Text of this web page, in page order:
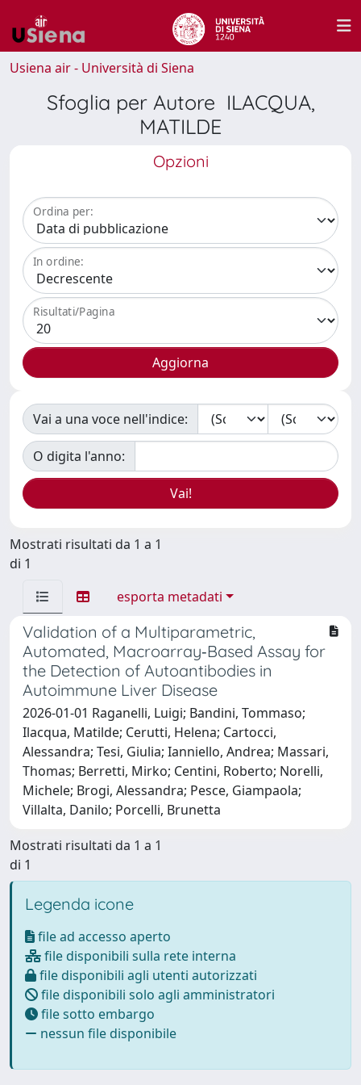
Usiena air - Università di Siena
Sfoglia per Autore ILACQUA,
MATILDE
Opzioni
Ordina per:
In ordine:
Risultati/Pagina
Vai a una voce nell'indice:
O digita l'anno:
Mostrati risultati da 1 a 1
di 1
esporta metadati
Validation of a Multiparametric,
Automated, Macroarray‐Based Assay for
the Detection of Autoantibodies in
Autoimmune Liver Disease
2026-01-01 Raganelli, Luigi; Bandini, Tommaso;
Ilacqua, Matilde; Cerutti, Helena; Cartocci,
Alessandra; Tesi, Giulia; Ianniello, Andrea; Massari,
Thomas; Berretti, Mirko; Centini, Roberto; Norelli,
Michele; Brogi, Alessandra; Pesce, Giampaola;
Villalta, Danilo; Porcelli, Brunetta
Mostrati risultati da 1 a 1
di 1
Legenda icone
file ad accesso aperto
file disponibili sulla rete interna
file disponibili agli utenti autorizzati
file disponibili solo agli amministratori
file sotto embargo
nessun file disponibile